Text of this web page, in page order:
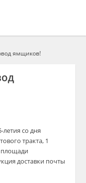
ямщиков!
летия со дня
тракта, 1
площади
доставки почты